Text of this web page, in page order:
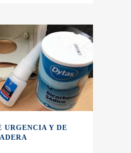
URGENCIA Y DE